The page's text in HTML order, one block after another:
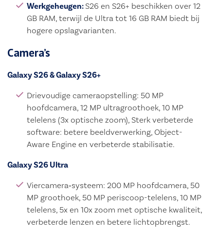
Werkgeheugen:S26 en S26+ beschikken over 12
GB RAM, terwijl de Ultra tot 16 GB RAM biedt bij
hogere opslagvarianten.
Camera’s
Galaxy S26 & Galaxy S26+
Drievoudige cameraopstelling: 50 MP
hoofdcamera,12 MP ultragroothoek,10 MP
telelens (3x optische zoom),Sterk verbeterde
software: betere beeldverwerking, Object-
Aware Engine en verbeterde stabilisatie.
Galaxy S26 Ultra
Viercamera‑systeem: 200 MP hoofdcamera, 50
MP groothoek, 50 MP periscoop-telelens,10 MP
telelens, 5x en 10x zoom met optische kwaliteit,
verbeterde lenzen en betere lichtopbrengst.